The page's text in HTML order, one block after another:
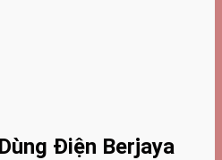
Điện Berjaya